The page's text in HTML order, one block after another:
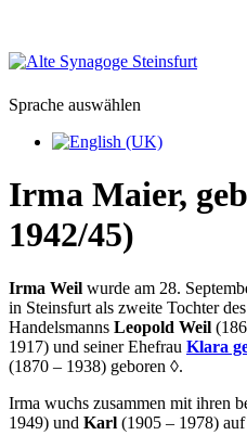
Sprache auswählen
Irma Maier,
1942/45)
Irma Weil wurde am 28.
in Steinsfurt als zweite Tochter des
Handelsmanns Leopold Weil
1917) und seiner Ehefrau Klara
(1870 – 1938) geboren ◊.
Irma wuchs zusammen mit ihren
1949) und Karl (1905 – 1978) auf